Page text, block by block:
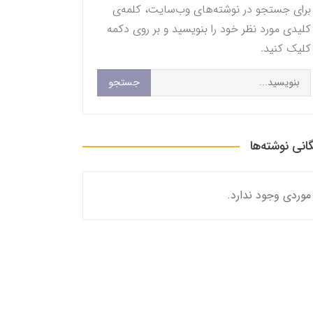
برای جستجو در نوشته‌های وب‌سایت، کلمه‌ی
کلیدی مورد نظر خود را بنویسید و بر روی دکمه
کلیک کنید.
جستجو
نوشته‌ها
موردی وجود ندارد.